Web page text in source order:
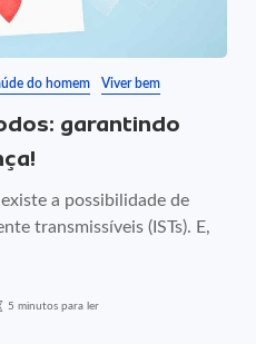
do homem Viver bem
garantindo
a possibilidade de
transmissíveis (ISTs). E,
5 minutos para ler